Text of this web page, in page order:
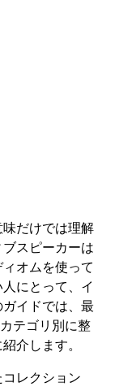
だけでは理解
スピーカーは
オムを使って
にとって、イ
イドでは、最
テゴリ別に整
介します。
レクション